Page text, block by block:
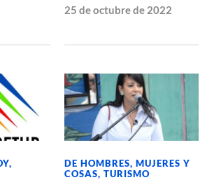
25 de octubre de 2022
,
DE HOMBRES, MUJERES Y
COSAS,TURISMO